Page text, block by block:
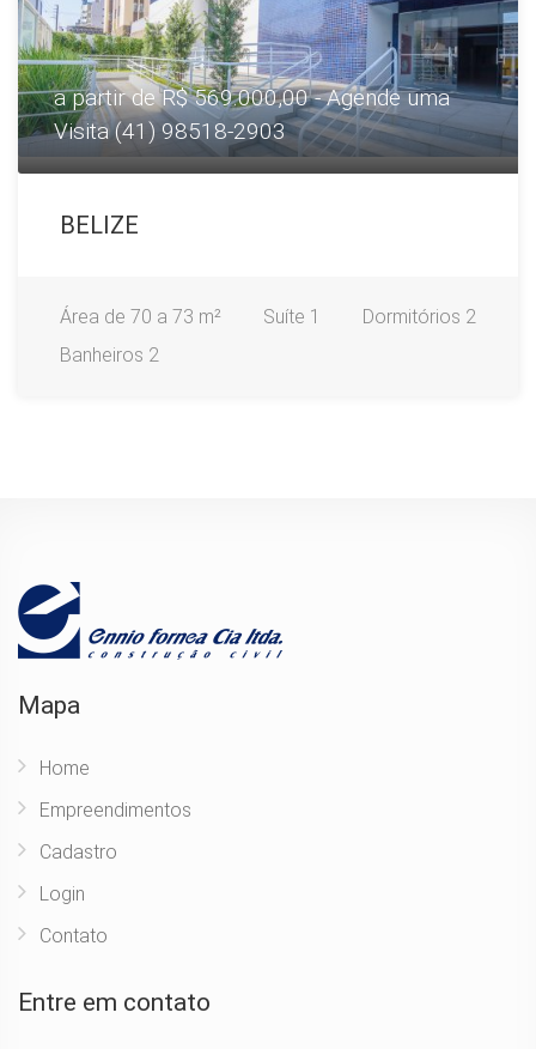
a partir de R$ 569.000,00 - Agende uma
Visita (41) 98518-2903
BELIZE
Área de 70 a 73 m² Suíte 1 Dormitórios 2
Banheiros 2
Mapa
Home
Empreendimentos
Cadastro
Login
Contato
Entre em contato